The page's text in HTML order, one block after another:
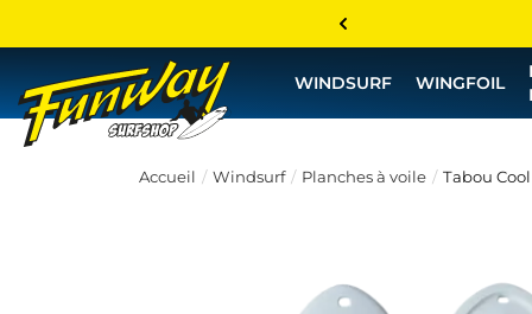
WINDSURF WINGFOIL
Accueil Windsurf Planches à voile Tabou